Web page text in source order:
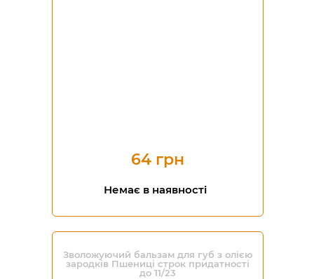
64 грн
Немає в наявності
Зволожуючий бальзам для губ з олією
зародків Пшениці строк придатності
до 11/23